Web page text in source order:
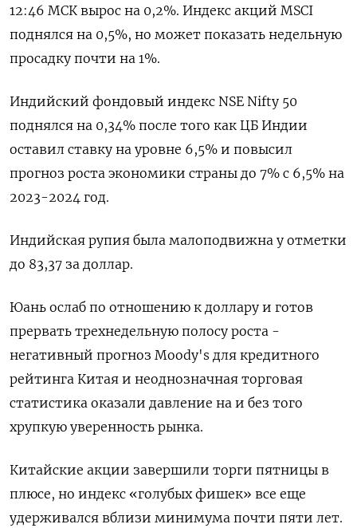
12:46 МСК вырос на 0,2%. Индекс акций MSCI
поднялся на 0,5%, но может показать недельную
просадку почти на 1%.
Индийский фондовый индекс NSE Nifty 50
поднялся на 0,34% после того как ЦБ Индии
оставил ставку на уровне 6,5% и повысил
прогноз роста экономики страны до 7% с 6,5% на
2023-2024 год.
Индийская рупия была малоподвижна у отметки
до 83,37 за доллар.
Юань ослаб по отношению к доллару и готов
прервать трехнедельную полосу роста -
негативный прогноз Moody's для кредитного
рейтинга Китая и неоднозначная торговая
статистика оказали давление на и без того
хрупкую уверенность рынка.
Китайские акции завершили торги пятницы в
плюсе, но индекс «голубых фишек» все еще
удерживался вблизи минимума почти пяти лет.